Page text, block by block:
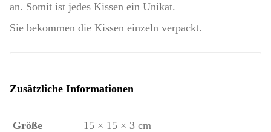
an. Somit ist jedes Kissen ein Unikat.
Sie bekommen die Kissen einzeln verpackt.
Zusätzliche Informationen
Größe 15 × 15 × 3 cm